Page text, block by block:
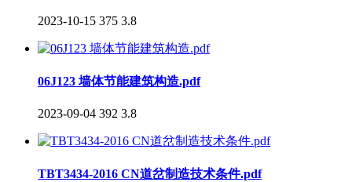
2023-10-15 375 3.8
06J123 墙体节能建筑构造.pdf
2023-09-04 392 3.8
TBT3434-2016 CN道岔制造技术条件.pdf